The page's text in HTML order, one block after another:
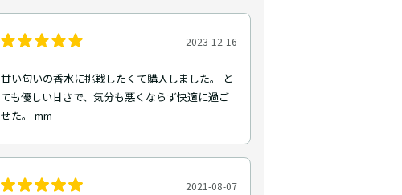
2023-12-16
甘い匂いの香水に挑戦したくて購入しました。 と
ても優しい甘さで、気分も悪くならず快適に過ご
せた。 mm
2021-08-07